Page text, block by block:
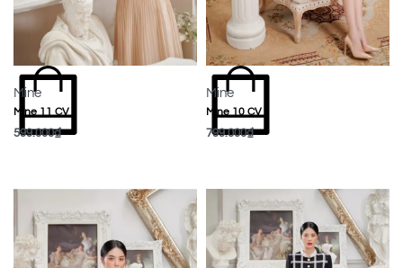
Mine
Mine 11 CV
599.000₫
Mine
Mine 10 CV
799.000₫